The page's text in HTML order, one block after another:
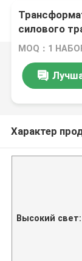
силового
аморфного
MOQ：1
Характер
Высокий свет: